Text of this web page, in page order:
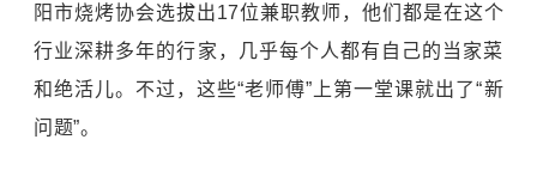
阳市烧烤协会选拔出17位兼职教师，他们都是在这个
行业深耕多年的行家，几乎每个人都有自己的当家菜
和绝活儿。不过，这些“老师傅”上第一堂课就出了“新
问题”。